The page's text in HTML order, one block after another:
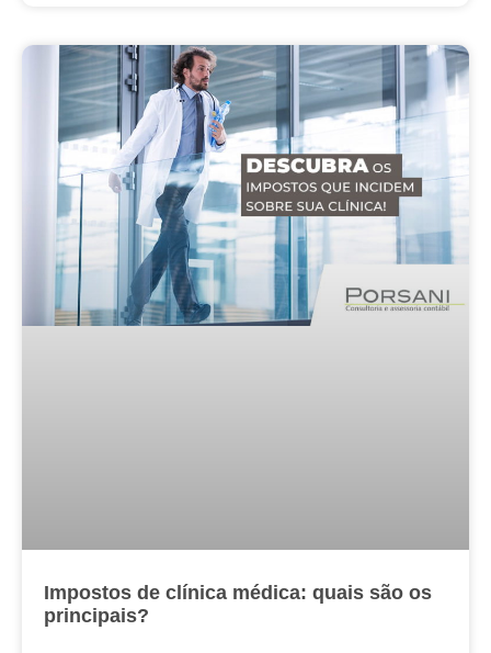
Impostos de clínica médica: quais são os
principais?